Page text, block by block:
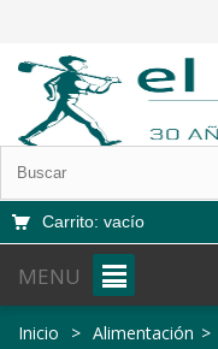
Carrito: vacío
MENU
Inicio > Alimentación >